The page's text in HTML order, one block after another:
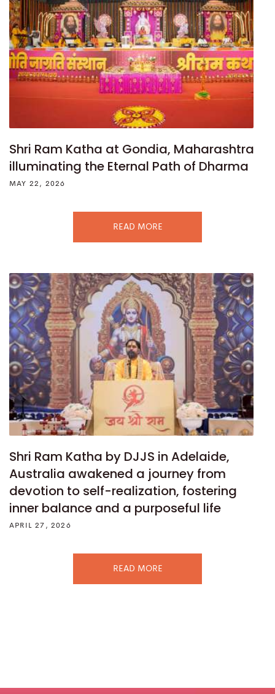
Shri Ram Katha at Gondia, Maharashtra
illuminating the Eternal Path of Dharma
MAY 22, 2026
READ MORE
Shri Ram Katha by DJJS in Adelaide,
Australia awakened a journey from
devotion to self-realization, fostering
inner balance and a purposeful life
APRIL 27, 2026
READ MORE